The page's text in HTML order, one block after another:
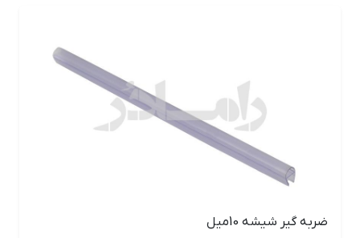
ضربه گیر شیشه 10میل